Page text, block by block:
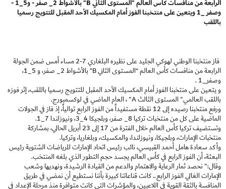
الرابعة من منافسات كأس العالم "المستوى الثاني B" بالأشواط 2_ صفر - و5_1 -
وصفر _1 ويتعين على منتخبنا الفوز أمام المكسيك الأحد المقبل للتتويج رسميا
باللقب
فاز منتخبنا الوطني لهوكي الجليد على نظيره البلغاري 7-2 مساء أمس ضمن الجولة
الرابعة من منافسات كأس العالم “المستوى الثاني B” بالأشواط 2_ صفر، و 5_1،
وصفر_1 .
و يتعين على منتخبنا الفوز أمام المكسيك الأحد المقبل للتتويج رسميا باللقب، إثر فوزه
باللقب العالمي" المستوى الثالث A" ، العام الماضي في لوكسمبورج.
ورفع منتخبنا رصيده إلى 12 نقطة مستفيداً من الفوز الرابع توالياً، إذ فاز في الجولات
الماضية على كل من منتخبات تركيا 8_ صفر، وبلجيكا 4_3، ونيوزلندا 7_1.
وتستضيف تركيا كأس العالم خلال الفترة من 17 إلى 23 أبريل الحالي، بمشاركة
منتخبات الإمارات، وبلجيكا، ونيوزلندا، والمكسيك، وبلغاريا، وتركيا.
وأكد سعادة هامل أحمد القبيسي، نائب رئيس اتحاد الإمارات للرياضات الشتوية رئيس
البعثة، أن الفوز الرابع في كأس العالم يجسد حجم التطور الذي بلغه المنتخب.
وقال:" نحصد ثمار الرعاية والاهتمام والدعم من القيادة الرشيدة، ونهديها وشعب
الإمارات الغالي الفوز الرابع.. كانت قناعاتنا كبيرة بأننا نستطيع أن نمضي في طريق
المنافسة بالثقة القوية في اللاعبين، والمؤشرات التي كانت متوافرة منذ مرحلة الإعداد في